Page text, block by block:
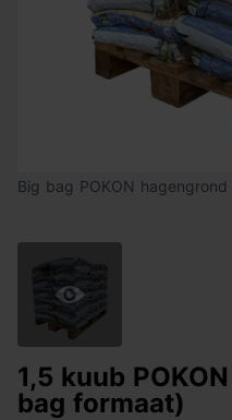
Big bag POKON hagengrond
1,5 kuub
bag formaat)